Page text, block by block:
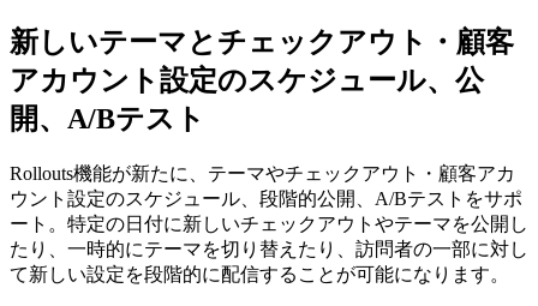
新しいテーマとチェックアウト・顧客
アカウント設定のスケジュール、公
開、A/Bテスト
Rollouts機能が新たに、テーマやチェックアウト・顧客アカ
ウント設定のスケジュール、段階的公開、A/Bテストをサポ
ート。特定の日付に新しいチェックアウトやテーマを公開し
たり、一時的にテーマを切り替えたり、訪問者の一部に対し
て新しい設定を段階的に配信することが可能になります。